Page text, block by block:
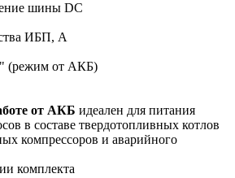
шины DC
ИБП, А
(режим от АКБ)
от АКБ идеален для питания
в составе твердотопливных котлов
компрессоров и аварийного
комплекта